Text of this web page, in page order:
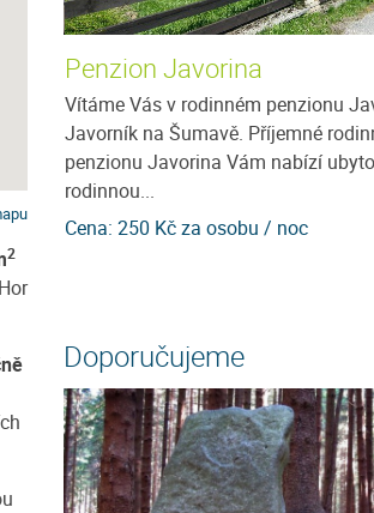
2více
Penzion Javorina
Vítáme Vás v rodinném penzionu
Javorník na Šumavě. Příjemné
penzionu Javorina Vám nabízí
rodinnou...
Cena: 250 Kč za osobu / noc
Doporučujeme